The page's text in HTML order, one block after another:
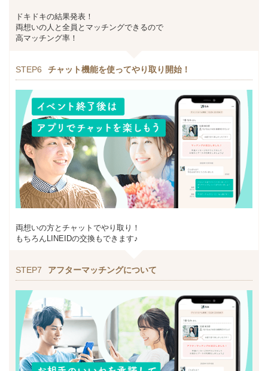
ドキドキの結果発表！
両想いの人と全員とマッチングできるので
高マッチング率！
STEP6 チャット機能を使ってやり取り開始！
両想いの方とチャットでやり取り！
もちろんLINEIDの交換もできます♪
STEP7 アフターマッチングについて